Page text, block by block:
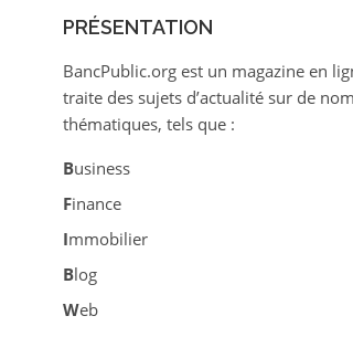
PRÉSENTATION
BancPublic.org est un magazine en
traite des sujets d’actualité sur de
thématiques, tels que :
Business
Finance
Immobilier
Blog
Web